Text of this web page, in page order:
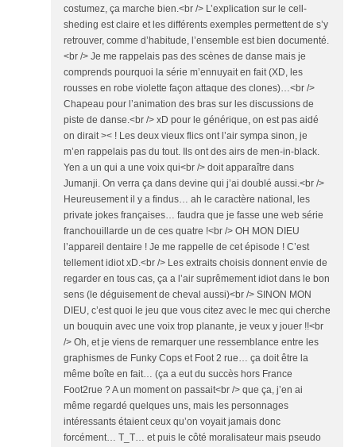
costumez, ça marche bien.<br /> L’explication sur le cell-
sheding est claire et les différents exemples permettent de s’y
retrouver, comme d’habitude, l’ensemble est bien documenté.
<br /> Je me rappelais pas des scènes de danse mais je
comprends pourquoi la série m’ennuyait en fait (XD, les
rousses en robe violette façon attaque des clones)…<br />
Chapeau pour l’animation des bras sur les discussions de
piste de danse.<br /> xD pour le générique, on est pas aidé
on dirait >< ! Les deux vieux flics ont l’air sympa sinon, je
m’en rappelais pas du tout. Ils ont des airs de men-in-black.
Yen a un qui a une voix qui<br /> doit apparaître dans
Jumanji. On verra ça dans devine qui j’ai doublé aussi.<br />
Heureusement il y a findus… ah le caractère national, les
private jokes françaises… faudra que je fasse une web série
franchouillarde un de ces quatre !<br /> OH MON DIEU
l’appareil dentaire ! Je me rappelle de cet épisode ! C’est
tellement idiot xD.<br /> Les extraits choisis donnent envie de
regarder en tous cas, ça a l’air suprêmement idiot dans le bon
sens (le déguisement de cheval aussi)<br /> SINON MON
DIEU, c’est quoi le jeu que vous citez avec le mec qui cherche
un bouquin avec une voix trop planante, je veux y jouer !!<br
/> Oh, et je viens de remarquer une ressemblance entre les
graphismes de Funky Cops et Foot 2 rue… ça doit être la
même boîte en fait… (ça a eut du succès hors France
Foot2rue ? A un moment on passait<br /> que ça, j’en ai
même regardé quelques uns, mais les personnages
intéressants étaient ceux qu’on voyait jamais donc
forcément… T_T… et puis le côté moralisateur mais pseudo